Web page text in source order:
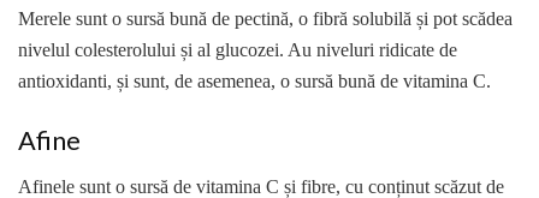
Merele sunt o sursă bună de pectină, o fibră solubilă și pot scădea
nivelul colesterolului și al glucozei. Au niveluri ridicate de
antioxidanti, și sunt, de asemenea, o sursă bună de vitamina C.
Afine
Afinele sunt o sursă de vitamina C și fibre, cu conținut scăzut de